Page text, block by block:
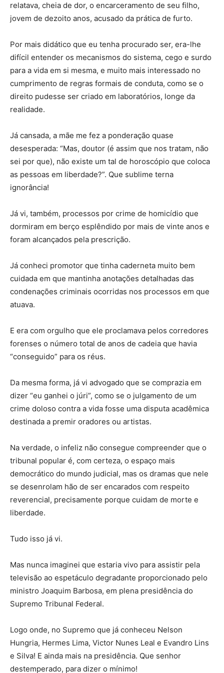
relatava, cheia de dor, o encarceramento de seu filho,
jovem de dezoito anos, acusado da prática de furto.
Por mais didático que eu tenha procurado ser, era-lhe
difícil entender os mecanismos do sistema, cego e surdo
para a vida em si mesma, e muito mais interessado no
cumprimento de regras formais de conduta, como se o
direito pudesse ser criado em laboratórios, longe da
realidade.
Já cansada, a mãe me fez a ponderação quase
desesperada: “Mas, doutor (é assim que nos tratam, não
sei por que), não existe um tal de horoscópio que coloca
as pessoas em liberdade?”. Que sublime terna
ignorância!
Já vi, também, processos por crime de homicídio que
dormiram em berço esplêndido por mais de vinte anos e
foram alcançados pela prescrição.
Já conheci promotor que tinha caderneta muito bem
cuidada em que mantinha anotações detalhadas das
condenações criminais ocorridas nos processos em que
atuava.
E era com orgulho que ele proclamava pelos corredores
forenses o número total de anos de cadeia que havia
“conseguido” para os réus.
Da mesma forma, já vi advogado que se comprazia em
dizer “eu ganhei o júri”, como se o julgamento de um
crime doloso contra a vida fosse uma disputa acadêmica
destinada a premir oradores ou artistas.
Na verdade, o infeliz não consegue compreender que o
tribunal popular é, com certeza, o espaço mais
democrático do mundo judicial, mas os dramas que nele
se desenrolam hão de ser encarados com respeito
reverencial, precisamente porque cuidam de morte e
liberdade.
Tudo isso já vi.
Mas nunca imaginei que estaria vivo para assistir pela
televisão ao espetáculo degradante proporcionado pelo
ministro Joaquim Barbosa, em plena presidência do
Supremo Tribunal Federal.
Logo onde, no Supremo que já conheceu Nelson
Hungria, Hermes Lima, Victor Nunes Leal e Evandro Lins
e Silva! E ainda mais na presidência. Que senhor
destemperado, para dizer o mínimo!